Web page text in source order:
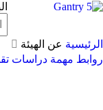
الرئيسية عن الهيئة
روابط مهمة دراسات